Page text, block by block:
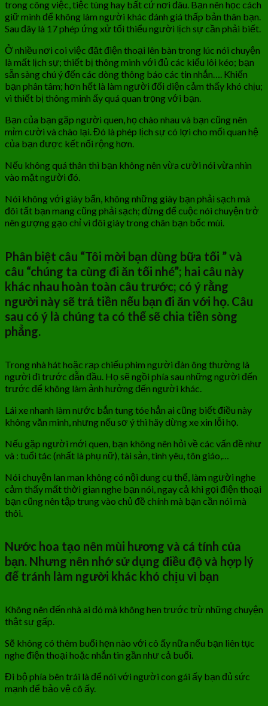
trong công việc, tiệc tùng hay bất cứ nơi đâu. Bạn nên học cách
giữ mình để không làm người khác đánh giá thấp bản thân bạn.
Sau đây là 17 phép ứng xử tối thiểu người lịch sự cần phải biết.
Ở nhiều nơi coi việc đặt điện thoại lên bàn trong lúc nói chuyện
là mất lịch sự; thiết bị thông minh với đủ các kiểu lôi kéo; bạn
sẵn sàng chú ý đến các dòng thông báo các tin nhắn…. Khiến
bạn phân tâm; hơn hết là làm người đối diện cảm thấy khó chịu;
vì thiết bị thông minh ấy quá quan trọng với bạn.
Bạn của bạn gặp người quen, họ chào nhau và bạn cũng nên
mỉm cười và chào lại. Đó là phép lịch sự có lợi cho mối quan hệ
của bạn được kết nối rộng hơn.
Nếu không quá thân thì bạn không nên vừa cười nói vừa nhìn
vào mặt người đó.
Nói không với giày bẩn, không những giày bạn phải sạch mà
đôi tất bạn mang cũng phải sạch; đừng để cuộc nói chuyện trở
nên gượng gạo chỉ vì đôi giày trong chân bạn bốc mùi.
Phân biệt câu “Tôi mời bạn dùng bữa tối ” và
câu “chúng ta cùng đi ăn tối nhé”; hai câu này
khác nhau hoàn toàn câu trước; có ý rằng
người này sẽ trả tiền nếu bạn đi ăn với họ. Câu
sau có ý là chúng ta có thể sẽ chia tiền sòng
phẳng.
Trong nhà hát hoặc rạp chiếu phim người đàn ông thường là
người đi trước dẫn đầu. Họ sẽ ngồi phía sau những người đến
trước để không làm ảnh hưởng đến người khác.
Lái xe nhanh làm nước bắn tung tóe hẳn ai cũng biết điều này
không văn minh, nhưng nếu sơ ý thì hãy dừng xe xin lỗi họ.
Nếu gặp người mới quen, bạn không nên hỏi về các vấn đề như
và : tuổi tác (nhất là phụ nữ), tài sản, tình yêu, tôn giáo,…
Nói chuyện lan man không có nội dung cụ thể, làm người nghe
cảm thấy mất thời gian nghe bạn nói, ngay cả khi gọi điện thoại
bạn cũng nên tập trung vào chủ đề chính mà bạn cần nói mà
thôi.
Nước hoa tạo nên mùi hương và cá tính của
bạn. Nhưng nên nhớ sử dụng điều độ và hợp lý
để tránh làm người khác khó chịu vì bạn
Không nên đến nhà ai đó mà không hẹn trước trừ những chuyện
thật sự gấp.
Sẽ không có thêm buổi hẹn nào với cô ấy nữa nếu bạn liên tục
nghe điện thoại hoặc nhắn tin gần như cả buổi.
Đi bộ phía bên trái là để nói với người con gái ấy bạn đủ sức
mạnh để bảo vệ cô ấy.